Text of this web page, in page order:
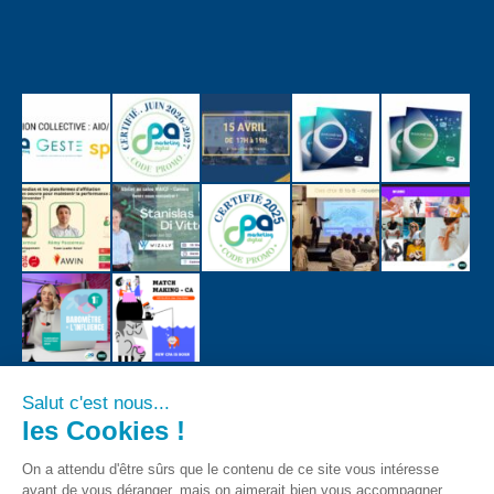
Salut c'est nous...
les Cookies !
On a attendu d'être sûrs que le contenu de ce site vous intéresse
avant de vous déranger, mais on aimerait bien vous accompagner